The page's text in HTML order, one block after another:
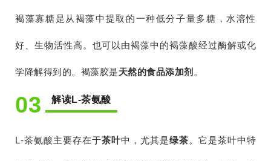
褐藻寡糖是从褐藻中提取的一种低分子量多糖，水溶性
好、生物活性高。也可以由褐藻中的褐藻酸经过酶解或化
学降解得到的。褐藻胶是天然的食品添加剂 。
03 解读L-茶氨酸
L-茶氨酸主要存在于茶叶中，尤其是绿茶。它是茶叶中特